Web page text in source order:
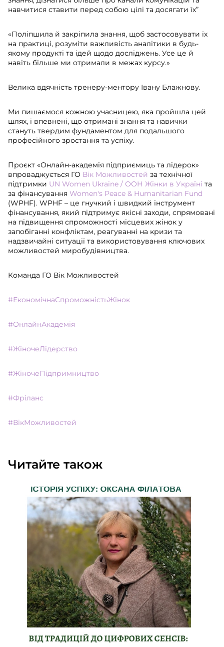
навчитися ставити перед собою цілі та досягати їх”
«Поліпшила й закріпила знання, щоб застосовувати їх
на практиці, розуміти важливість аналітики в будь-
якому продукті та ідей щодо досліджень. Усе це й
навіть більше ми отримали в межах курсу.»
Велика вдячність тренеру-ментору Івану Блажнову.
Ми пишаємося кожною учасницею, яка пройшла цей
шлях, і впевнені, що отримані знання та навички
стануть твердим фундаментом для подальшого
професійного зростання та успіху.​
Проєкт «Онлайн-академія підприємиць та лідерок»
впроваджується ГО Вік Можливостей за технічної
підтримки UN Women Ukraine / ООН Жінки в Україні та
за фінансування Women's Peace & Humanitarian Fund
(WPHF). WPHF – це гнучкий і швидкий інструмент
фінансування, який підтримує якісні заходи, спрямовані
на підвищення спроможності місцевих жінок у
запобіганні конфліктам, реагуванні на кризи та
надзвичайні ситуації та використовування ключових
можливостей миробудівництва.
Команда ГО Вік Можливостей
#ЕкономічнаСпроможністьЖінок
#ОнлайнАкадемія
#ЖіночеЛідерство
#ЖіночеПідпримництво
#Фріланс
#ВікМожливостей
Читайте також